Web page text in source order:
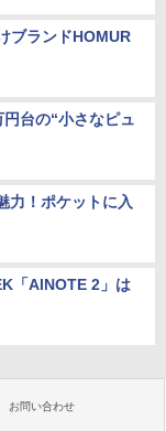
ブランドHOMUR
台の“小さなピュ
力！ポケットに入
「AINOTE 2」は
お問い合わせ